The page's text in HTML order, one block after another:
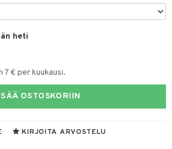
heti
7 € per kuukausi.
OSTOSKORIIN
KIRJOITA ARVOSTELU